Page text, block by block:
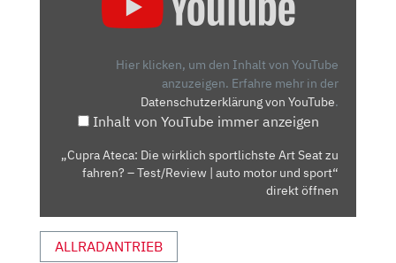
SPORTLICHSTE
FAHREN?
AUTO
MOTOR
Hier klicken, um den Inhalt von YouTube
anzuzeigen. Erfahre mehr in der
Datenschutzerklärung von YouTube.
Inhalt von YouTube immer anzeigen
„Cupra Ateca: Die wirklich sportlichste Art Seat zu
fahren? – Test/Review | auto motor und sport“
direkt öffnen
ALLRADANTRIEB